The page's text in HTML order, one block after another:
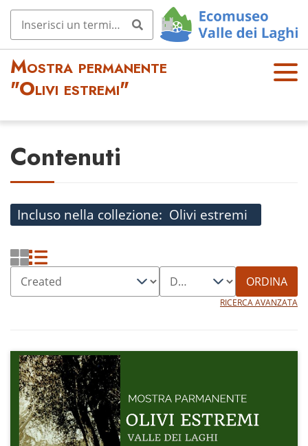
Mostra permanente
"Olivi estremi"
OPE
Contenuti
Incluso nella collezione Olivi estremi
ORDINA
RICERCA AVANZATA